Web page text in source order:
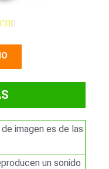
4
/
5
imagen es de las
un sonido